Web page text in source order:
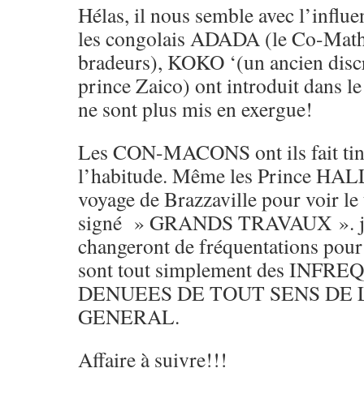
Hélas, il nous semble avec
les congolais ADADA (le Co-
bradeurs), KOKO ‘(un ancien
prince Zaico) ont introduit dans
ne sont plus mis en exergue!
Les CON-MACONS ont ils fait
l’habitude. Même les Prince
voyage de Brazzaville pour voir
signé » GRANDS TRAVAUX ».
changeront de fréquentations
sont tout simplement des
DENUEES DE TOUT SENS DE
GENERAL.
Affaire à suivre!!!